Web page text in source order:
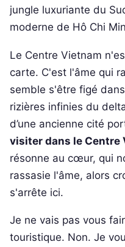
jungle luxuriante du
moderne de Hô Chi
Le Centre Vietnam
carte. C'est l'âme qui
semble s'être figé
rizières infinies du
d’une ancienne cité
visiter dans le Centre
résonne au cœur, qui
rassasie l'âme, alors
s'arrête ici.
Je ne vais pas vous
touristique. Non. Je